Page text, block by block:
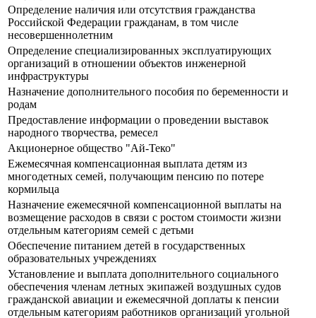
Определение наличия или отсутствия гражданства
Российской Федерации гражданам, в том числе
несовершеннолетним
Определение специализированных эксплуатирующих
организаций в отношении объектов инженерной
инфраструктуры
Назначение дополнительного пособия по беременности и
родам
Предоставление информации о проведении выставок
народного творчества, ремесел
Акционерное общество "Ай-Теко"
Ежемесячная компенсационная выплата детям из
многодетных семей, получающим пенсию по потере
кормильца
Назначение ежемесячной компенсационной выплаты на
возмещение расходов в связи с ростом стоимости жизни
отдельным категориям семей с детьми
Обеспечение питанием детей в государственных
образовательных учреждениях
Установление и выплата дополнительного социального
обеспечения членам летных экипажей воздушных судов
гражданской авиации и ежемесячной доплаты к пенсии
отдельным категориям работников организаций угольной